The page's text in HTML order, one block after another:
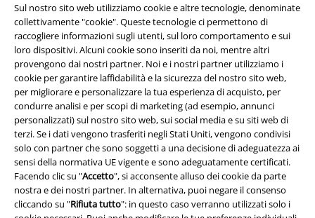
Sul nostro sito web utilizziamo cookie e altre tecnologie, denominate
collettivamente "cookie". Queste tecnologie ci permettono di
raccogliere informazioni sugli utenti, sul loro comportamento e sui
loro dispositivi. Alcuni cookie sono inseriti da noi, mentre altri
provengono dai nostri partner. Noi e i nostri partner utilizziamo i
cookie per garantire laffidabilità e la sicurezza del nostro sito web,
per migliorare e personalizzare la tua esperienza di acquisto, per
condurre analisi e per scopi di marketing (ad esempio, annunci
personalizzati) sul nostro sito web, sui social media e su siti web di
terzi. Se i dati vengono trasferiti negli Stati Uniti, vengono condivisi
solo con partner che sono soggetti a una decisione di adeguatezza ai
sensi della normativa UE vigente e sono adeguatamente certificati.
Facendo clic su "Accetto", si acconsente alluso dei cookie da parte
nostra e dei nostri partner. In alternativa, puoi negare il consenso
cliccando su "Rifiuta tutto": in questo caso verranno utilizzati solo i
Info legali
Termini & Condizioni
Redazione